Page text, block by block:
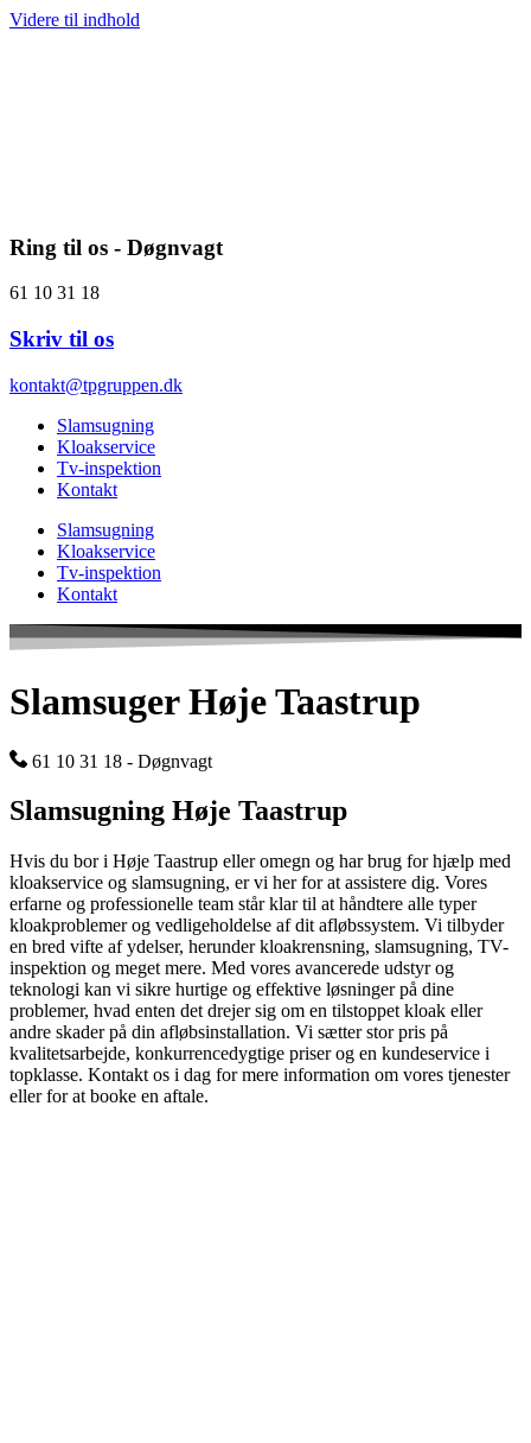
Videre til indhold
Ring til os - Døgnvagt
61 10 31 18
Skriv til os
kontakt@tpgruppen.dk
Slamsugning
Kloakservice
Tv-inspektion
Kontakt
Slamsugning
Kloakservice
Tv-inspektion
Kontakt
Slamsuger Høje Taastrup
61 10 31 18 - Døgnvagt
Slamsugning Høje Taastrup
Hvis du bor i Høje Taastrup eller omegn og har brug for hjælp med
kloakservice og slamsugning, er vi her for at assistere dig. Vores
erfarne og professionelle team står klar til at håndtere alle typer
kloakproblemer og vedligeholdelse af dit afløbssystem. Vi tilbyder
en bred vifte af ydelser, herunder kloakrensning, slamsugning, TV-
inspektion og meget mere. Med vores avancerede udstyr og
teknologi kan vi sikre hurtige og effektive løsninger på dine
problemer, hvad enten det drejer sig om en tilstoppet kloak eller
andre skader på din afløbsinstallation. Vi sætter stor pris på
kvalitetsarbejde, konkurrencedygtige priser og en kundeservice i
topklasse. Kontakt os i dag for mere information om vores tjenester
eller for at booke en aftale.